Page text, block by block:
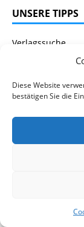
Diese Website
bestätigen Sie die
UNSERE TIPPS
Verlagssuche
Rechte und
Ökonomie
VS-Seiten